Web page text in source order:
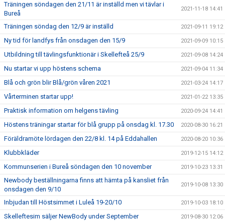
Träningen söndagen den 21/11 är inställd men vi tävlar i
Bureå
2021-11-18 14:41
Träningen söndag den 12/9 är inställd 2021-09-11 19:12
Ny tid för landfys från onsdagen den 15/9 2021-09-09 10:15
Utbildning till tävlingsfunktionär i Skellefteå 25/9 2021-09-08 14:24
Nu startar vi upp höstens schema 2021-09-04 11:34
Blå och grön blir Blå/grön våren 2021 2021-03-24 14:17
Vårterminen startar upp! 2021-01-22 13:35
Praktisk information om helgens tävling 2020-09-24 14:41
Höstens träningar startar för blå grupp på onsdag kl. 17.30 2020-08-30 16:21
Föräldramöte lördagen den 22/8 kl. 14 på Eddahallen 2020-08-20 10:36
Klubbkläder 2019-12-15 14:12
Kommunserien i Bureå söndagen den 10 november 2019-10-23 13:31
Newbody beställningarna finns att hämta på kansliet från
onsdagen den 9/10
2019-10-08 13:30
Inbjudan till Höstsimmet i Luleå 19-20/10 2019-10-03 18:10
Skelleftesim säljer NewBody under September 2019-08-30 12:06